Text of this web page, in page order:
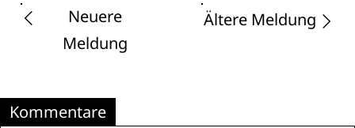
Neuere
Meldung
Ältere Meldung
Kommentare